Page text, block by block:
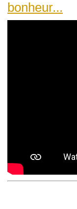
bonheur...